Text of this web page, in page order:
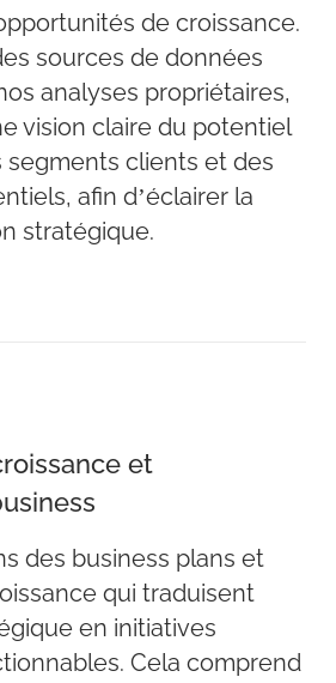
de croissance.
sources de données
analyses propriétaires,
vision claire du potentiel
segments clients et des
afin d’éclairer la
stratégique.
et
des business plans et
qui traduisent
en initiatives
Cela comprend